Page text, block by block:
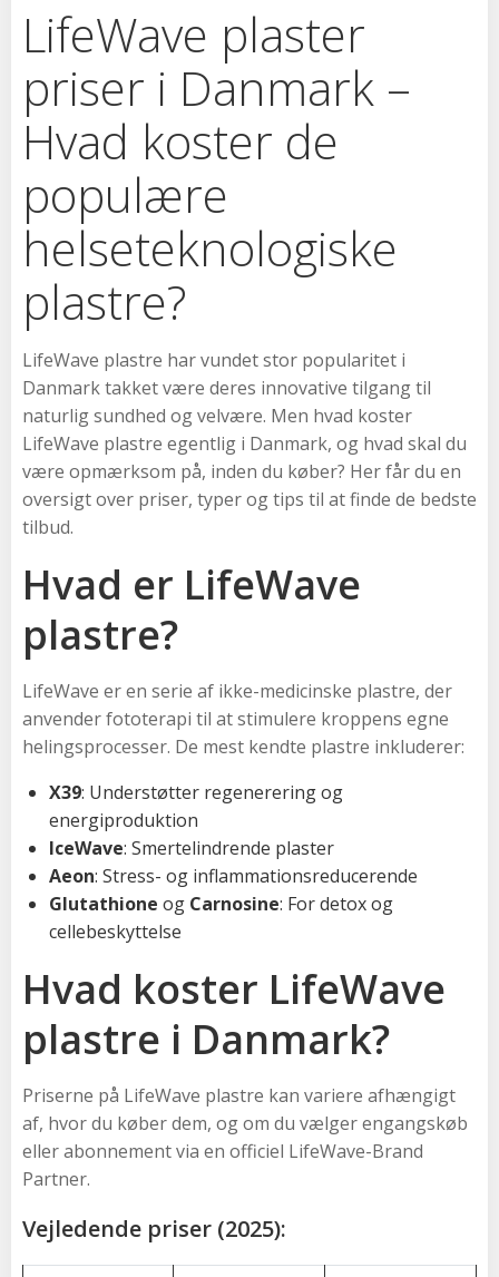
LifeWave plaster
priser i Danmark –
Hvad koster de
populære
helseteknologiske
plastre?
LifeWave plastre har vundet stor popularitet i
Danmark takket være deres innovative tilgang til
naturlig sundhed og velvære. Men hvad koster
LifeWave plastre egentlig i Danmark, og hvad skal du
være opmærksom på, inden du køber? Her får du en
oversigt over priser, typer og tips til at finde de bedste
tilbud.
Hvad er LifeWave
plastre?
LifeWave er en serie af ikke-medicinske plastre, der
anvender fototerapi til at stimulere kroppens egne
helingsprocesser. De mest kendte plastre inkluderer:
X39: Understøtter regenerering og
energiproduktion
IceWave: Smertelindrende plaster
Aeon: Stress- og inflammationsreducerende
Glutathione og Carnosine: For detox og
cellebeskyttelse
Hvad koster LifeWave
plastre i Danmark?
Priserne på LifeWave plastre kan variere afhængigt
af, hvor du køber dem, og om du vælger engangskøb
eller abonnement via en officiel LifeWave-Brand
Partner.
Vejledende priser (2025):